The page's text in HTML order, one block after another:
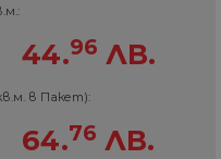
44.96 ЛВ.
в Пакет):
64.76 ЛВ.